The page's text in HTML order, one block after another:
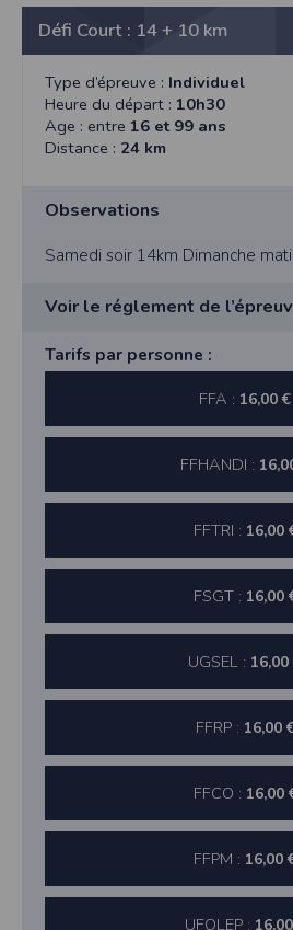
Défi Court : 14 + 10 km
Type d’épreuve : Individuel
Heure du départ : 10h30
Age : entre 16 et 99 ans
Distance : 24 km
Observations
Samedi soir 14km Dimanche
Voir le réglement de
Règlement du Trail de la Côte de
non licenciés.
Le 24 km est réservé aux
le 14 km NOCTURNE aux
Pour les mineurs, présenter une
au retrait des dossards.
Article 2 :
Les licenciés FFA devront
une copie du certificat médical
indication à la course à pied en
Responsabilité Civile souscrit
AIAC ; les licenciés bénéficient
incombe aux non licenciés de
Tarifs par personne :
FFA : 16,00 €
FFHANDI :
FFTRI : 16,00
FSGT : 16,00
UGSEL : 16,00
FFRP : 16,00
FFCO : 16,00
FFPM : 16,00
UFOLEP :